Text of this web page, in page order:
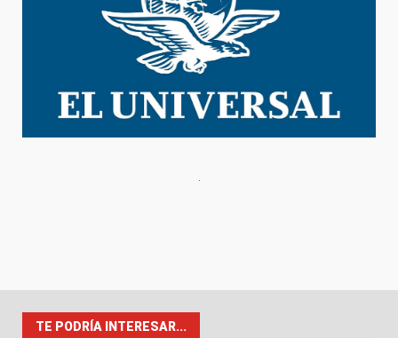
TE PODRÍA INTERESAR...